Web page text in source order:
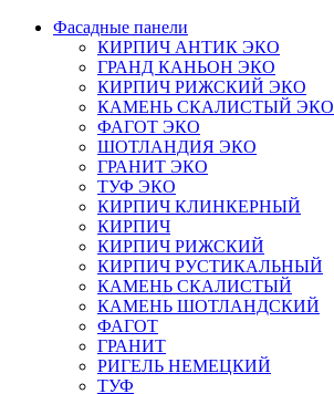
Фасадные панели
КИРПИЧ АНТИК ЭКО
ГРАНД КАНЬОН ЭКО
КИРПИЧ РИЖСКИЙ ЭКО
КАМЕНЬ СКАЛИСТЫЙ ЭКО
ФАГОТ ЭКО
ШОТЛАНДИЯ ЭКО
ГРАНИТ ЭКО
ТУФ ЭКО
КИРПИЧ КЛИНКЕРНЫЙ
КИРПИЧ
КИРПИЧ РИЖСКИЙ
КИРПИЧ РУСТИКАЛЬНЫЙ
КАМЕНЬ СКАЛИСТЫЙ
КАМЕНЬ ШОТЛАНДСКИЙ
ФАГОТ
ГРАНИТ
РИГЕЛЬ НЕМЕЦКИЙ
ТУФ